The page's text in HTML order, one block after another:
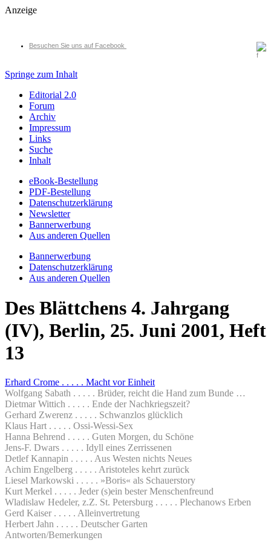
Anzeige
Besuchen Sie uns auf Facebook
Springe zum Inhalt
Editorial 2.0
Forum
Archiv
Impressum
Links
Suche
Inhalt
eBook-Bestellung
PDF-Bestellung
Datenschutzerklärung
Newsletter
Bannerwerbung
Aus anderen Quellen
Bannerwerbung
Datenschutzerklärung
Aus anderen Quellen
Des Blättchens 4. Jahrgang
(IV), Berlin, 25. Juni 2001, Heft
13
Erhard Crome . . . . . Macht vor Einheit
Wolfgang Sabath . . . . . Brüder, reicht die Hand zum Bunde …
Dietmar Wittich . . . . . Ende der Nachkriegszeit?
Gerhard Zwerenz . . . . . Schwanzlos glücklich
Klaus Hart . . . . . Ossi-Wessi-Sex
Hanna Behrend . . . . . Guten Morgen, du Schöne
Jens-F. Dwars . . . . . Idyll eines Zerrissenen
Detlef Kannapin . . . . . Aus Westen nichts Neues
Achim Engelberg . . . . . Aristoteles kehrt zurück
Liesel Markowski . . . . . »Boris« als Schauerstory
Kurt Merkel . . . . . Jeder (s)ein bester Menschenfreund
Wladislaw Hedeler, z.Z. St. Petersburg . . . . . Plechanows Erben
Gerd Kaiser . . . . . Alleinvertretung
Herbert Jahn . . . . . Deutscher Garten
Antworten/Bemerkungen